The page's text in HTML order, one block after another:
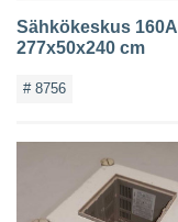
Sähkökeskus 160A
277x50x240 cm
# 8756